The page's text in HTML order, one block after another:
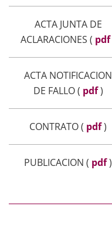
ACTA JUNTA DE
ACLARACIONES ( pdf
ACTA NOTIFICACION
DE FALLO( pdf )
CONTRATO( pdf)
PUBLICACION ( pdf)